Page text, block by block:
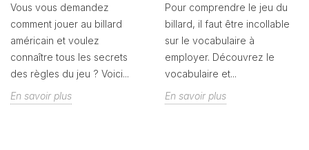
Vous vous demandez
comment jouer au billard
américain et voulez
connaître tous les secrets
des règles du jeu ? Voici...
En savoir plus
Pour comprendre le jeu du
billard, il faut être incollable
sur le vocabulaire à
employer. Découvrez le
vocabulaire et...
En savoir plus